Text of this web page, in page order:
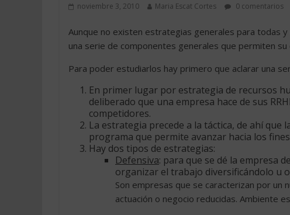
noviembre 3, 2010 Maria Escat Cortes 0 comentarios
Aunque no existen estrategias generales para todas
una serie de componentes generales que permiten su
Para poder estudiarlos hay primero que aclarar una
En primer lugar por estrategia de recursos
deliberado que una empresa hace de sus
competidores.
La estrategia precede a la táctica, de ahí que
programa que permite avanzar hacia los fines
Hay dos tipos de estrategias:
Defensiva: para que se dé la empresa
organizar el trabajo diversificándolo u
Son empresas que se caracterizan por un
actuación o negocio reducidas. Ambiente